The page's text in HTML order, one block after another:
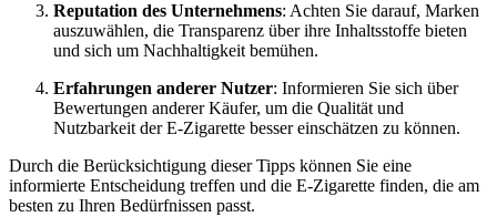
Reputation des Unternehmens: Achten Sie darauf, Marken
auszuwählen, die Transparenz über ihre Inhaltsstoffe bieten
und sich um Nachhaltigkeit bemühen.
Erfahrungen anderer Nutzer: Informieren Sie sich über
Bewertungen anderer Käufer, um die Qualität und
Nutzbarkeit der E-Zigarette besser einschätzen zu können.
Durch die Berücksichtigung dieser Tipps können Sie eine
informierte Entscheidung treffen und die E-Zigarette finden, die am
besten zu Ihren Bedürfnissen passt.